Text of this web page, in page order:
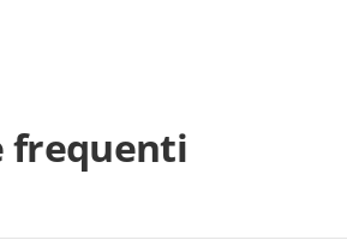
frequenti